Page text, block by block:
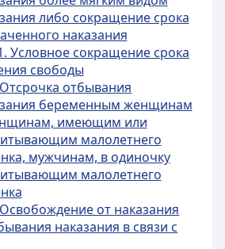
либо сокращение срока
наказания
Условное сокращение срока
свободы
отбывания
беременным женщинам
имеющим или
малолетнего
мужчинам, в одиночку
малолетнего
от наказания
наказания в связи с